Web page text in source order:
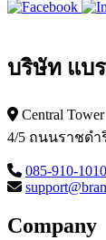
บริษัท แบ
Central
4/5 ถนนราชดำ
085-910-1010
Company